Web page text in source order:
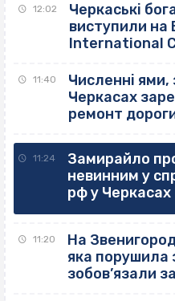
12:02
Черкаські
виступили на
International
11:40
Численні ями,
Черкасах
ремонт
11:24
Замирайло
невинним у
рф у Черкасах
11:20
На
яка порушила
зобов’язали